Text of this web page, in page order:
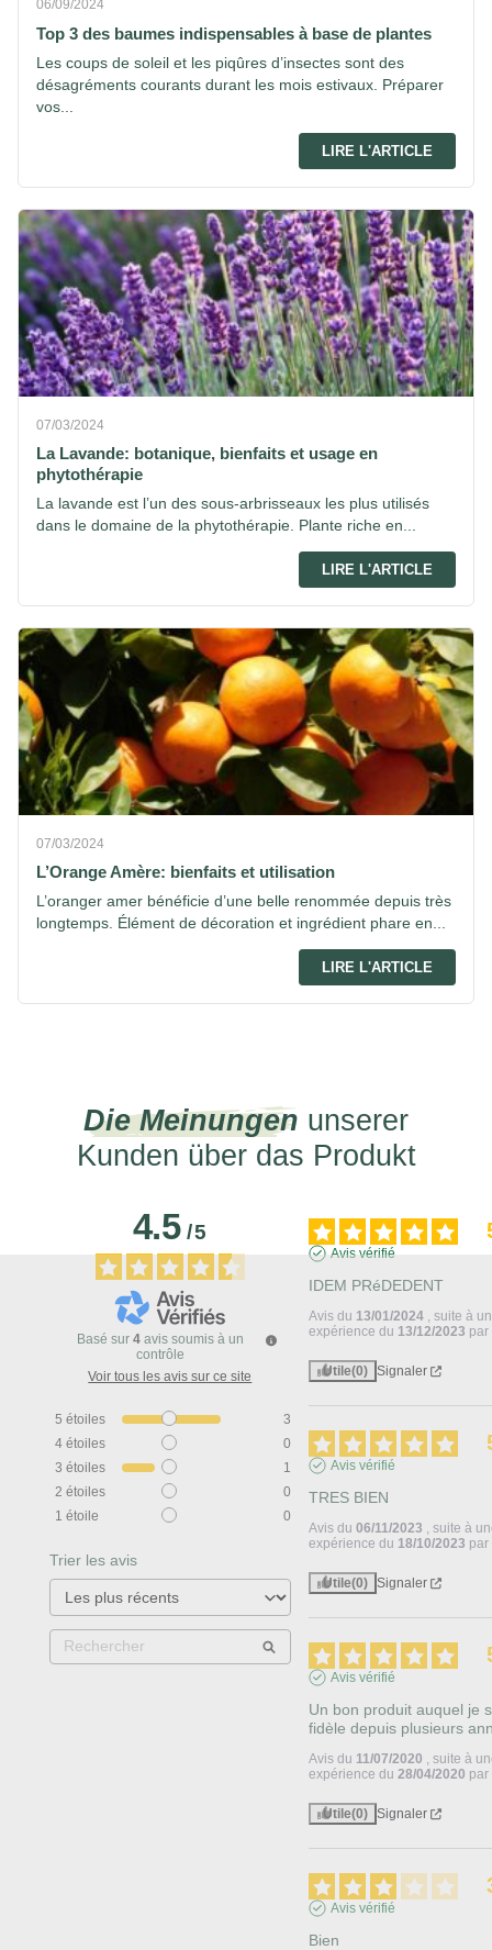
06/09/2024
Top 3 des baumes indispensables à base de plantes
Les coups de soleil et les piqûres d’insectes sont des
désagréments courants durant les mois estivaux. Préparer
vos...
LIRE L'ARTICLE
07/03/2024
La Lavande: botanique, bienfaits et usage en
phytothérapie
La lavande est l’un des sous-arbrisseaux les plus utilisés
dans le domaine de la phytothérapie. Plante riche en...
LIRE L'ARTICLE
07/03/2024
L’Orange Amère: bienfaits et utilisation
L’oranger amer bénéficie d’une belle renommée depuis très
longtemps. Élément de décoration et ingrédient phare en...
LIRE L'ARTICLE
Die Meinungen unserer
Kunden über das Produkt
4.5/5
Basé sur 4 avis soumis à un
contrôle
Voir tous les avis sur ce site
5 étoiles
3
4 étoiles
0
3 étoiles
1
2 étoiles
0
1 étoile 0
Trier les avis
Avis vérifié
IDEM PRéDEDENT
Avis du 13/01/2024 , suite à
expérience du 13/12/2023 par
Utile(0) Signaler
Avis vérifié
TRES BIEN
Avis du06/11/2023 , suite à
expérience du 18/10/2023 par
Utile(0) Signaler
Avis vérifié
Un bon produit auquel je
fidèle depuis plusieurs
Avis du 11/07/2020 , suite à
expérience du28/04/2020 par
Utile(0) Signaler
Avis vérifié
Bien